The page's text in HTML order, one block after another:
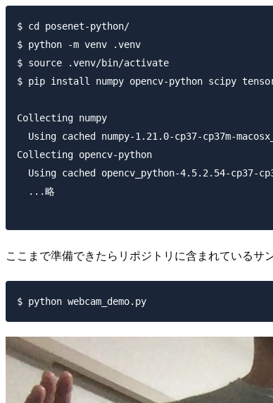
$ cd posenet-python/
$ python -m venv .venv
$ source .venv/bin/activate
$ pip install numpy opencv-python scipy
Collecting numpy
Using cached numpy-1.21.0-cp37-cp37m-
Collecting opencv-python
Using cached opencv_python-4.5.2.54-cp37-
  ...略
ここまで準備できたらリポジトリに含まれているサ